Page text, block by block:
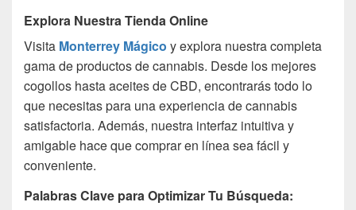
Explora Nuestra Tienda Online
Visita Monterrey Mágico y explora nuestra completa
gama de productos de cannabis. Desde los mejores
cogollos hasta aceites de CBD, encontrarás todo lo
que necesitas para una experiencia de cannabis
satisfactoria. Además, nuestra interfaz intuitiva y
amigable hace que comprar en línea sea fácil y
conveniente.
Palabras Clave para Optimizar Tu Búsqueda: